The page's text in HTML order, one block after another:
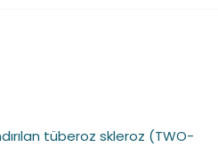
tüberoz skleroz (TWO-